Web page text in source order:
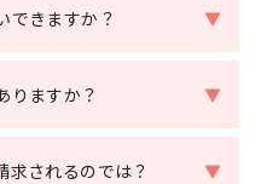
できますか？ ▼
りますか？ ▼
求されるのでは？ ▼